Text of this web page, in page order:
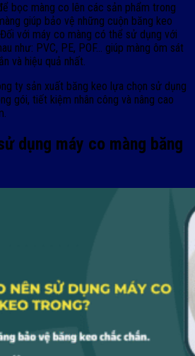
bọc màng co lên các sản phẩm trong
giúp bảo vệ những cuộn băng keo
với máy co màng có thể sử dụng với
như: PVC, PE, POF… giúp màng ôm sát
và hiệu quả nhất.
ty sản xuất băng keo lựa chọn sử dụng
gói, tiết kiệm nhân công và nâng cao
dụng máy co màng băng